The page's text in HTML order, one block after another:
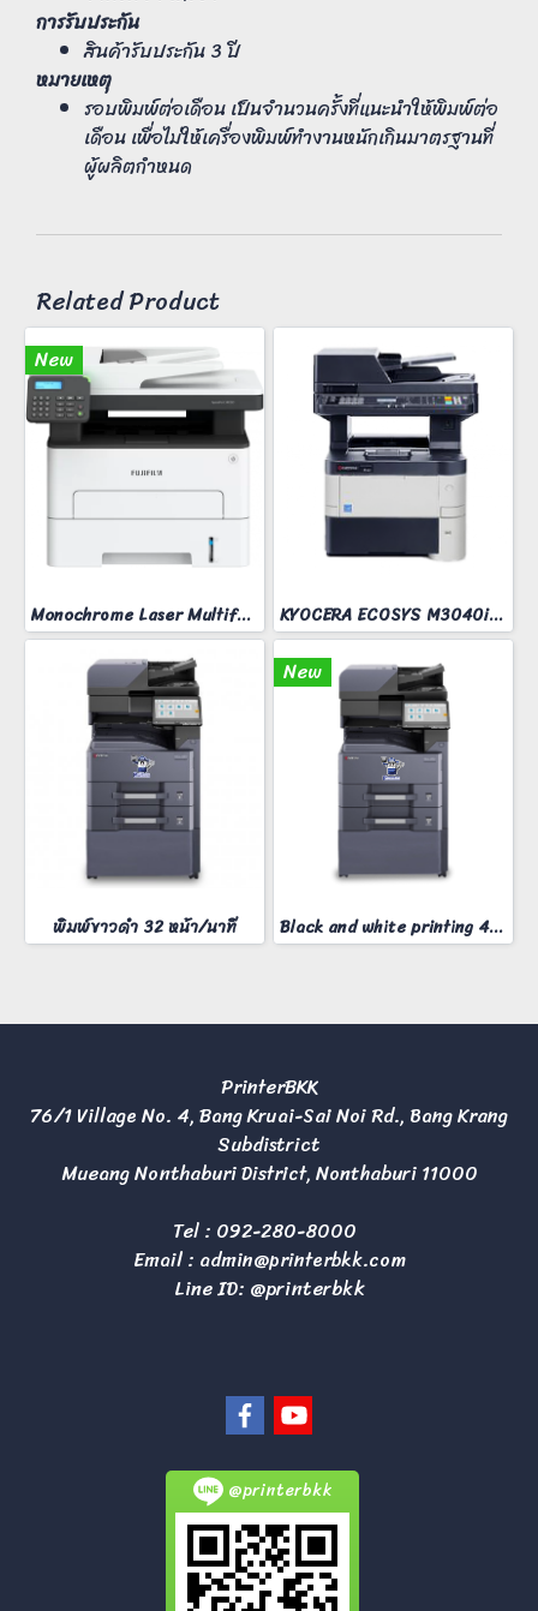
การรับประกัน
สินค้ารับประกัน 3 ปี
หมายเหตุ
รอบพิมพ์ต่อเดือน เป็นจำนวนครั้งที่แนะนำให้พิมพ์ต่อ
เดือน เพื่อไม่ให้เครื่องพิมพ์ทำงานหนักเกินมาตรฐานที่
ผู้ผลิตกำหนด
Related Product
New
Monochrome Laser Multifunction printer ApeosPort 3410SD KYOCERA ECOSYS M3040idn
พิมพ์ขาวดำ 32 หน้า/นาที
New
Black and white printing 40 pages/minute
PrinterBKK
76/1 Village No. 4, Bang Kruai-Sai Noi Rd., Bang Krang
Subdistrict
Mueang Nonthaburi District, Nonthaburi 11000
Tel : 092-280-8000
Email : admin@printerbkk.com
Line ID: @printerbkk
@printerbkk